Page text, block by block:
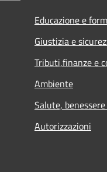
Educazione e
Giustizia e
Tributi,finanze e
Ambiente
Salute,
Autorizzazioni